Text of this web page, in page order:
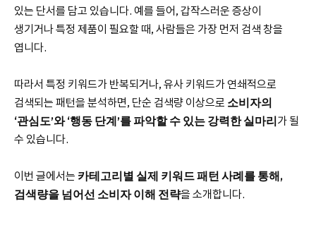
있는 단서를 담고 있습니다. 예를 들어, 갑작스러운 증상이
생기거나 특정 제품이 필요할 때, 사람들은 가장 먼저 검색 창을
엽니다.
따라서 특정 키워드가 반복되거나, 유사 키워드가 연쇄적으로
검색되는 패턴을 분석하면, 단순 검색량 이상으로 소비자의
‘관심도’와 ‘행동 단계’를 파악할 수 있는 강력한 실마리가 될
수 있습니다.
이번 글에서는 카테고리별 실제 키워드 패턴 사례를 통해,
검색량을 넘어선 소비자 이해 전략을 소개합니다.